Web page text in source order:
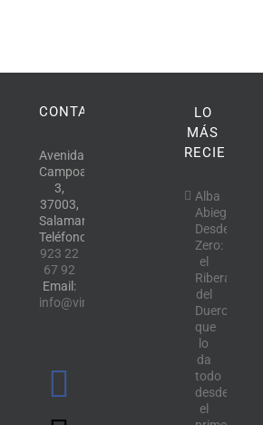
CONTACTO
Avenida
Campoamor,
3,
37003,
Salamanca.
Teléfono:
923 22
67 92
Email:
info@vinotecalavendimia.es
LO
MÁS
RECIENTE
Alba
Abiega
Desde
Zero:
el
Ribera
del
Duero
que
lo
da
todo
desde
el